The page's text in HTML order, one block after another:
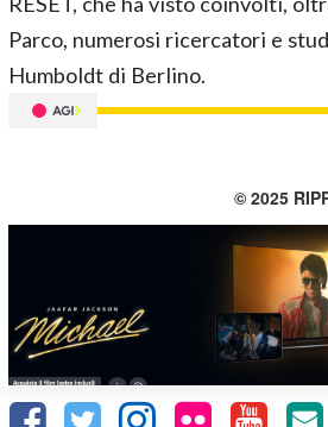
Parco, numerosi ricercatori e
Humboldt di Berlino.
© 2025